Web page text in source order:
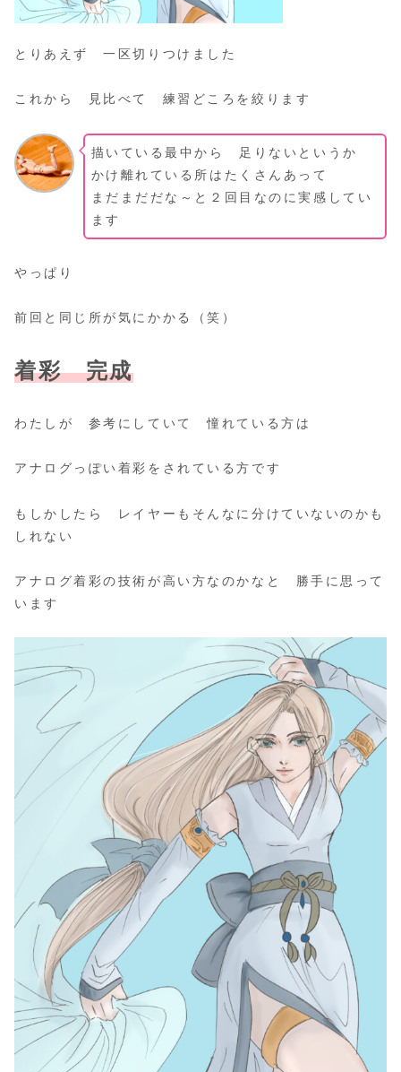
とりあえず 一区切りつけました
これから 見比べて 練習どころを絞ります
描いている最中から 足りないというか
かけ離れている所はたくさんあって
まだまだだな～と２回目なのに実感してい
ます
やっぱり
前回と同じ所が気にかかる（笑）
着彩 完成
わたしが 参考にしていて 憧れている方は
アナログっぽい着彩をされている方です
もしかしたら レイヤーもそんなに分けていないのかも
しれない
アナログ着彩の技術が高い方なのかなと 勝手に思って
います